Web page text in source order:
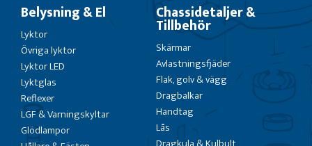
Belysning & El
Lyktor
Övriga lyktor
Lyktor LED
Lyktglas
Reflexer
LGF & Varningskyltar
Glödlampor
Chassidetaljer &
Tillbehör
Skärmar
Avlastningsfjäder
Flak, golv & vägg
Dragbalkar
Handtag
Lås